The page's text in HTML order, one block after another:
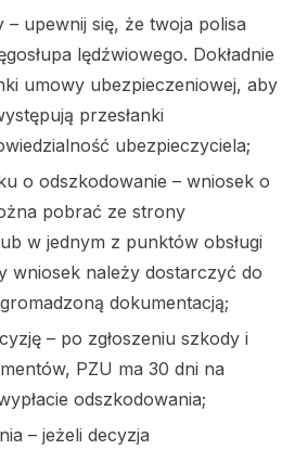
– upewnij się, że twoja polisa
lędźwiowego. Dokładnie
umowy ubezpieczeniowej, aby
przesłanki
ubezpieczyciela;
o odszkodowanie – wniosek o
pobrać ze strony
w jednym z punktów obsługi
wniosek należy dostarczyć do
dokumentacją;
– po zgłoszeniu szkody i
PZU ma 30 dni na
odszkodowania;
– jeżeli decyzja